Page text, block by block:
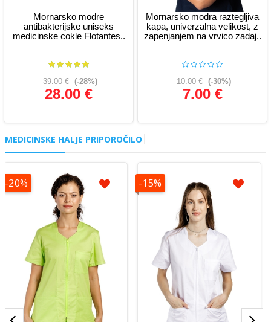
Mornarsko modre
antibakterijske uniseks
medicinske cokle Flotantes..
39.00 € (-28%)
28.00 €
Glej podrobnosti
Mornarsko modra raztegljiva
kapa, univerzalna velikost, z
zapenjanjem na vrvico zadaj..
10.00 € (-30%)
7.00 €
MEDICINSKE HALJE PRIPOROČILO
-20% -15%